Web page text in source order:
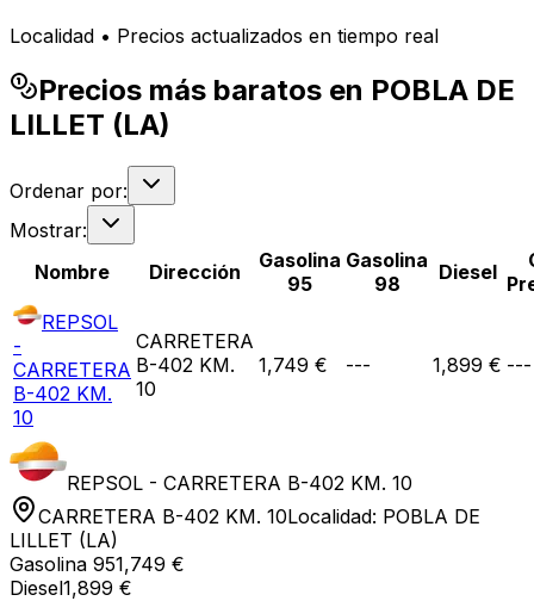
Localidad • Precios actualizados en tiempo real
Precios más baratos en POBLA DE
LILLET (LA)
Ordenar por:
Mostrar:
Nombre
Dirección
Gasolina
95
Gasolina
98
Diesel
REPSOL
-
CARRETERA
B-402 KM.
10
CARRETERA
B-402 KM.
10
1,749 € --- 1,899 € ---
REPSOL - CARRETERA B-402 KM. 10
CARRETERA B-402 KM. 10Localidad: POBLA DE
LILLET (LA)
Gasolina 951,749 €
Diesel1,899 €